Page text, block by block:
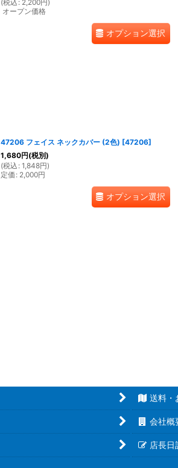
(税込 : 2,200円)
オープン価格
オプション選択
47206 フェイス ネックカバー (2色) [47206]
1,680円(税別)
(税込 : 1,848円)
定価 : 2,000円
オプション選択
送料・
会社概
店長日